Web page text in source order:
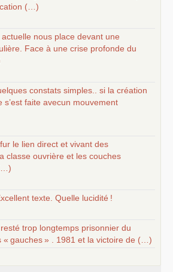
(…)
nous place devant une
Face à une crise profonde du
constats simples.. si la création
s’est faite avecun mouvement
fur le lien direct et vivant des
classe ouvrière et les couches
texte. Quelle lucidité !
trop longtemps prisonnier du
« gauches» . 1981 et la victoire de (…)